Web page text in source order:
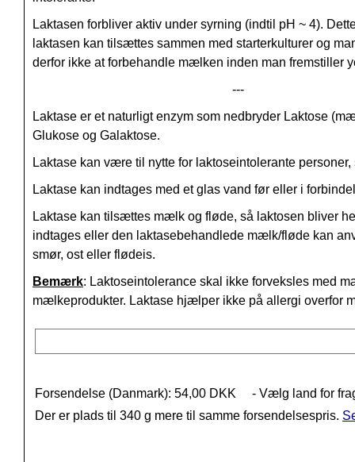
Laktasen forbliver aktiv under syrning (indtil pH ~ 4).
laktasen kan tilsættes sammen med starterkulturer og
derfor ikke at forbehandle mælken inden man fremstiller
---
Laktase er et naturligt enzym som nedbryder Laktose
Glukose og Galaktose.
Laktase kan være til nytte for laktoseintolerante
Laktase kan indtages med et glas vand før eller i
Laktase kan tilsættes mælk og fløde, så laktosen bliver
indtages eller den laktasebehandlede mælk/fløde kan
smør, ost eller flødeis.
Bemærk: Laktoseintolerance skal ikke forveksles med
mælkeprodukter. Laktase hjælper ikke på allergi overfor
Forsendelse (Danmark): 54,00 DKK
- Vælg land for
Der er plads til 340 g mere til samme forsendelsespris.